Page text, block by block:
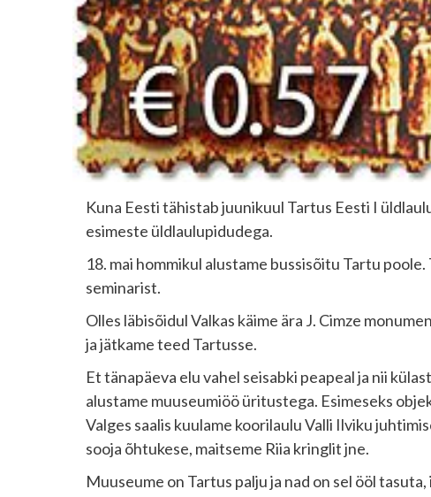
Kuna Eesti tähistab juunikuul Tartus Eesti I
esimeste üldlaulupidudega.
18. mai hommikul alustame bussisõitu Tartu
seminarist.
Olles läbisõidul Valkas käime ära J. Cimze
ja jätkame teed Tartusse.
Et tänapäeva elu vahel seisabki peapeal ja nii
alustame muuseumiöö üritustega. Esimeseks
Valges saalis kuulame koorilaulu Valli Ilviku
sooja õhtukese, maitseme Riia kringlit jne.
Muuseume on Tartus palju ja nad on sel ööl